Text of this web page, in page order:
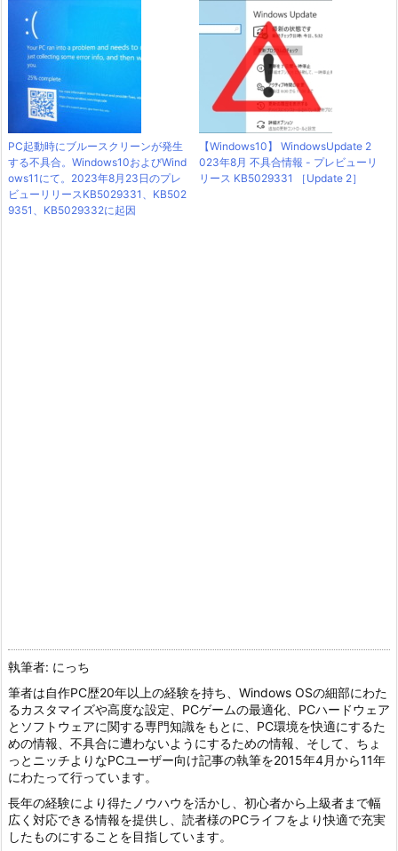
PC起動時にブルースクリーンが発生
する不具合。Windows10およびWind
ows11にて。2023年8月23日のプレ
ビューリリースKB5029331、KB502
9351、KB5029332に起因
【Windows10】 WindowsUpdate 2
023年8月 不具合情報 - プレビューリ
リース KB5029331 ［Update 2］
執筆者: にっち
筆者は自作PC歴20年以上の経験を持ち、Windows OSの細部にわた
るカスタマイズや高度な設定、PCゲームの最適化、PCハードウェア
とソフトウェアに関する専門知識をもとに、PC環境を快適にするた
めの情報、不具合に遭わないようにするための情報、そして、ちょ
っとニッチよりなPCユーザー向け記事の執筆を2015年4月から11年
にわたって行っています。
長年の経験により得たノウハウを活かし、初心者から上級者まで幅
広く対応できる情報を提供し、読者様のPCライフをより快適で充実
したものにすることを目指しています。